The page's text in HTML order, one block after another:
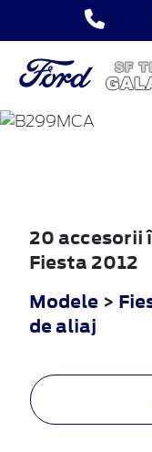
20 accesorii
Fiesta 2012
Modele >
de aliaj